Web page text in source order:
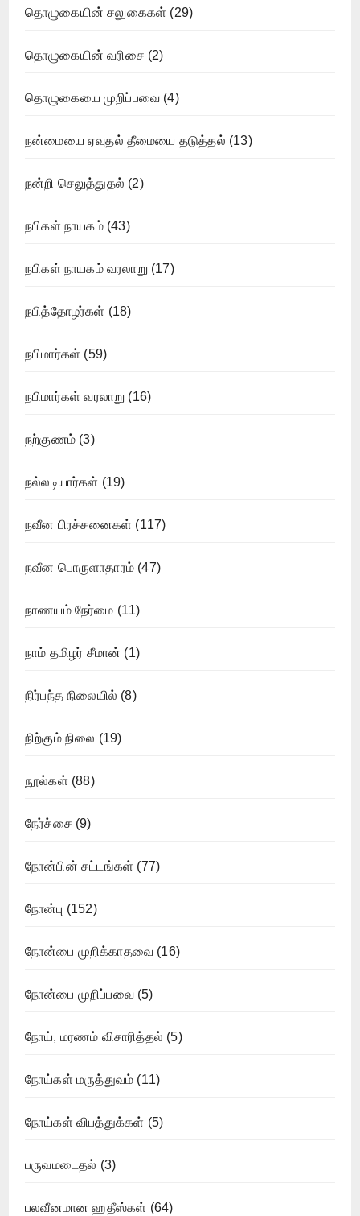
தொழுகையின் சலுகைகள் (29)
தொழுகையின் வரிசை (2)
தொழுகையை முறிப்பவை (4)
நன்மையை ஏவுதல் தீமையை தடுத்தல் (13)
நன்றி செலுத்துதல் (2)
நபிகள் நாயகம்(43)
நபிகள் நாயகம் வரலாறு (17)
நபித்தோழர்கள் (18)
நபிமார்கள் (59)
நபிமார்கள் வரலாறு (16)
நற்குணம் (3)
நல்லடியார்கள் (19)
நவீன பிரச்சனைகள் (117)
நவீன பொருளாதாரம் (47)
நாணயம் நேர்மை (11)
நாம் தமிழர் சீமான் (1)
நிர்பந்த நிலையில் (8)
நிற்கும் நிலை (19)
நூல்கள் (88)
நேர்ச்சை (9)
நோன்பின் சட்டங்கள் (77)
நோன்பு (152)
நோன்பை முறிக்காதவை (16)
நோன்பை முறிப்பவை(5)
நோய், மரணம் விசாரித்தல் (5)
நோய்கள் மருத்துவம் (11)
நோய்கள் விபத்துக்கள் (5)
பருவமடைதல் (3)
பலவீனமான ஹதீஸ்கள் (64)